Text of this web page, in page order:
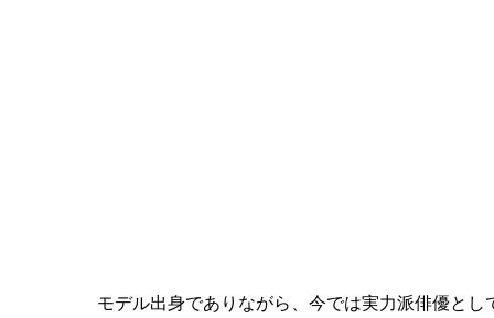
モデル出身でありながら、今では実力派俳優と